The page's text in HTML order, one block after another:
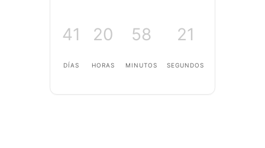
41
DÍAS
20
HORAS
58
MINUTOS
21
SEGUNDOS